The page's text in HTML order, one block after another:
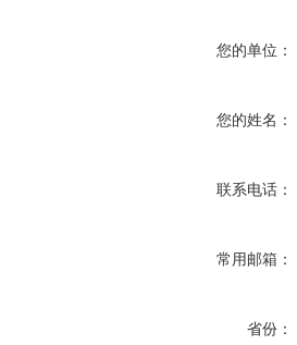
您的单位：
您的姓名：
联系电话：
常用邮箱：
省份：